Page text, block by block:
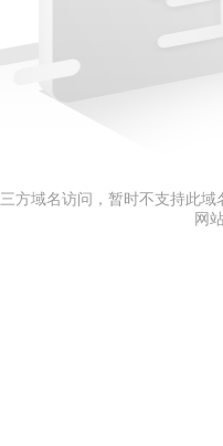
方域名访问，暂时不支持此域
网